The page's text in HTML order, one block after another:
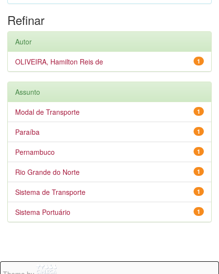
Refinar
Autor
1
OLIVEIRA, Hamilton Reis de
Assunto
1
Modal de Transporte
1
Paraíba
1
Pernambuco
1
Rio Grande do Norte
1
Sistema de Transporte
1
Sistema Portuário